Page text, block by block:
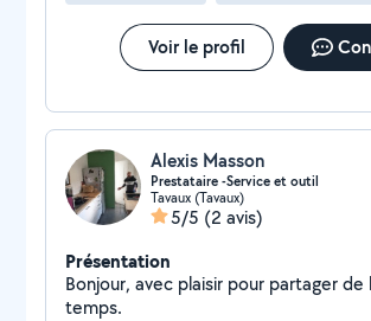
Voir le profil
Alexis Masson
Prestataire -Service et outil
Tavaux (Tavaux)
5/5 (2 avis)
Présentation
Bonjour, avec plaisir pour partager
temps.